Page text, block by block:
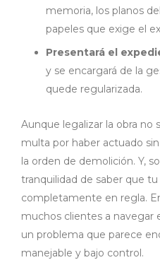
memoria, los planos
papeles que exige el
Presentará el
y se encargará de la
quede regularizada.
Aunque legalizar la obra no
multa por haber actuado
la orden de demolición. Y,
tranquilidad de saber que
completamente en regla.
muchos clientes a navegar
un problema que parece
manejable y bajo control.